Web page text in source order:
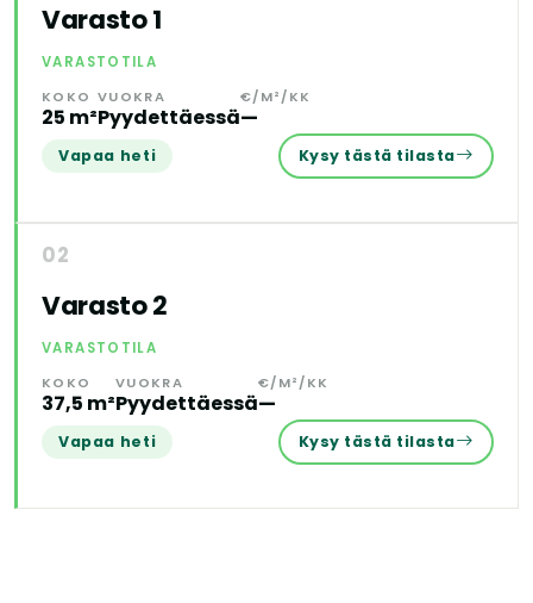
Varasto 1
VARASTOTILA
KOKO
25 m²
VUOKRA
Pyydettäessä
€/M²/KK
—
Vapaa heti Kysy tästä tilasta
02
Varasto 2
VARASTOTILA
KOKO
37,5 m²
VUOKRA
Pyydettäessä
€/M²/KK
—
Vapaa heti Kysy tästä tilasta